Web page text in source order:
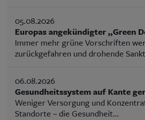
05.08.2026
Europas angekündigter „Green
Immer mehr grüne Vorschriften
zurückgefahren und drohende
06.08.2026
Gesundheitssystem auf Kante
Weniger Versorgung und
Standorte – die Gesundheit...